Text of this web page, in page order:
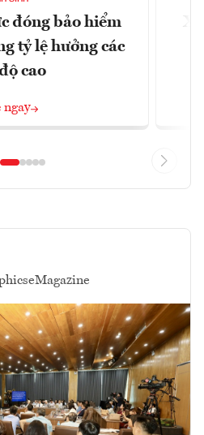
đóng bảo hiểm
tỷ lệ hưởng các
cao
ngay
eMagazine